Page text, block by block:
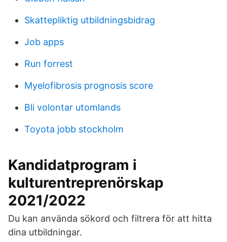
Skattepliktig utbildningsbidrag
Job apps
Run forrest
Myelofibrosis prognosis score
Bli volontar utomlands
Toyota jobb stockholm
Kandidatprogram i
kulturentreprenörskap
2021/2022
Du kan använda sökord och filtrera för att hitta
dina utbildningar.